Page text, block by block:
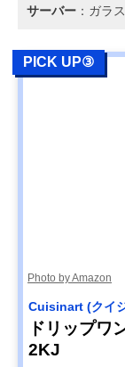
サーバー ：ガラス
PICK UP③
Photo by Amazon
Cuisinart (クイ
ドリップワ
2KJ